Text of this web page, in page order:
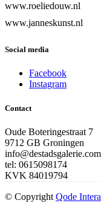
www.roeliedouw.nl
www.janneskunst.nl
Social media
Facebook
Instagram
Contact
Oude Boteringestraat 7
9712 GB Groningen
info@destadsgalerie.com
tel: 0615098174
KVK 84019794
© Copyright Qode